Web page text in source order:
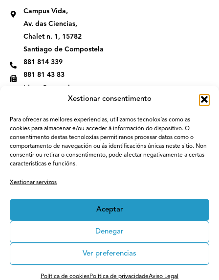
Xestionar consentimento
Para ofrecer as mellores experiencias, utilizamos tecnoloxías como as
cookies para almacenar e/ou acceder á información do dispositivo. O
consentimento destas tecnoloxías permitiranos procesar datos como o
comportamento de navegación ou ás identificacións únicas neste sitio. Non
consentir ou retirar o consentimento, pode afectar negativamente a certas
características e funcións.
Xestionar servizos
Aceptar
Denegar
Ver preferencias
Política de cookiesPolítica de privacidadeAviso Legal
Campus Vida,
Av. das Ciencias,
Chalet n. 1, 15782
Santiago de Compostela
881 814 339
881 81 43 83
idega@usc.gal